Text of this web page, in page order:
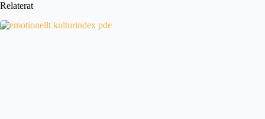
Relaterat